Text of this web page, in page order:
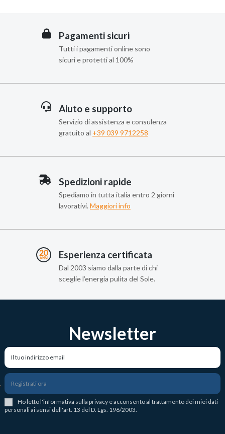
Pagamenti sicuri
Tutti i pagamenti online sono
sicuri e protetti al 100%
Aiuto e supporto
Servizio di assistenza e consulenza
gratuito al +39 039 9712258
Spedizioni rapide
Spediamo in tutta italia entro 2 giorni
lavorativi. Maggiori info
Esperienza certificata
Dal 2003 siamo dalla parte di chi
sceglie l’energia pulita del Sole.
Newsletter
Registrati ora
Ho letto l'informativa sulla privacy e acconsento al trattamento dei miei dati
personali ai sensi dell'art. 13 del D. Lgs. 196/2003.